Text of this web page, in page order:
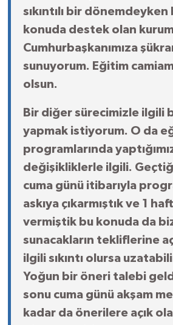
sıkıntılı bir
konuda destek olan
Cumhurbaşkanımıza
sunuyorum. Eğitim
olsun.
Bir diğer sürecimizle ilgili
yapmak istiyorum. O da
programlarında
değişikliklerle ilgili.
cuma günü itibarıyla
askıya çıkarmıştık ve 1
vermiştik bu konuda da
sunacakların tekliflerine
ilgili sıkıntı olursa
Yoğun bir öneri talebi
sonu cuma günü akşam
kadar da önerilere açık